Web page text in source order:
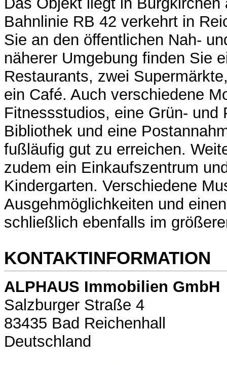
Bahnlinie RB 42 verkehrt in
Sie an den öffentlichen Nah-
näherer Umgebung finden Sie
Restaurants, zwei
ein Café. Auch verschiedene
Fitnessstudios, eine Grün- und
Bibliothek und eine
fußläufig gut zu erreichen.
zudem ein Einkaufszentrum
Kindergarten. Verschiedene
Ausgehmöglichkeiten und
schließlich ebenfalls im
KONTAKTINFORMATION
ALPHAUS Immobilien GmbH
Salzburger Straße 4
83435 Bad Reichenhall
Deutschland